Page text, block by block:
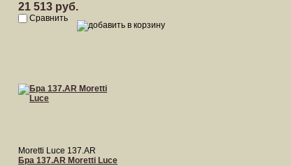
21 513 руб.
Сравнить
Moretti Luce 137.AR
Бра 137.AR Moretti Luce